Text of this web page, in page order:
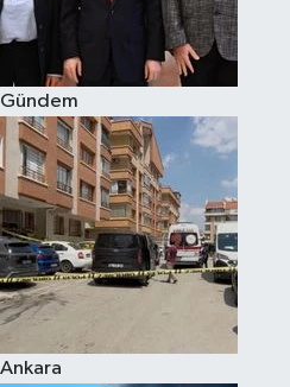
Gündem
Ankara
Burç Yorumları
Çocuk
Eğitim
Hava Durumu
Kadın